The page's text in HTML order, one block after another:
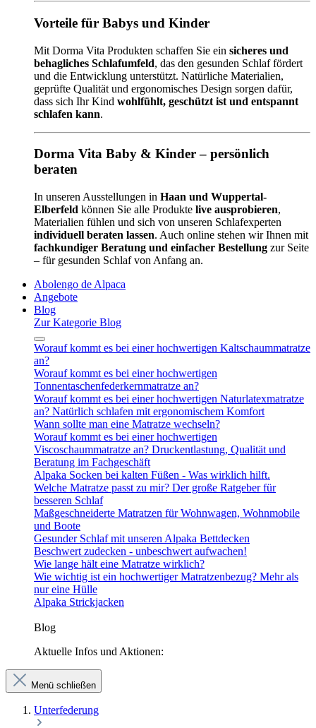
Vorteile für Babys und Kinder
Mit Dorma Vita Produkten schaffen Sie ein sicheres und
behagliches Schlafumfeld, das den gesunden Schlaf fördert
und die Entwicklung unterstützt. Natürliche Materialien,
geprüfte Qualität und ergonomisches Design sorgen dafür,
dass sich Ihr Kind wohlfühlt, geschützt ist und entspannt
schlafen kann.
Dorma Vita Baby & Kinder – persönlich
beraten
In unseren Ausstellungen in Haan und Wuppertal-
Elberfeld können Sie alle Produkte live ausprobieren,
Materialien fühlen und sich von unseren Schlafexperten
individuell beraten lassen. Auch online stehen wir Ihnen mit
fachkundiger Beratung und einfacher Bestellung zur Seite
– für gesunden Schlaf von Anfang an.
Abolengo de Alpaca
Angebote
Blog
Zur Kategorie Blog
Worauf kommt es bei einer hochwertigen Kaltschaummatratze
an?
Worauf kommt es bei einer hochwertigen
Tonnentaschenfederkernmatratze an?
Worauf kommt es bei einer hochwertigen Naturlatexmatratze
an? Natürlich schlafen mit ergonomischem Komfort
Wann sollte man eine Matratze wechseln?
Worauf kommt es bei einer hochwertigen
Viscoschaummatratze an? Druckentlastung, Qualität und
Beratung im Fachgeschäft
Alpaka Socken bei kalten Füßen - Was wirklich hilft.
Welche Matratze passt zu mir? Der große Ratgeber für
besseren Schlaf
Maßgeschneiderte Matratzen für Wohnwagen, Wohnmobile
und Boote
Gesunder Schlaf mit unseren Alpaka Bettdecken
Beschwert zudecken - unbeschwert aufwachen!
Wie lange hält eine Matratze wirklich?
Wie wichtig ist ein hochwertiger Matratzenbezug? Mehr als
nur eine Hülle
Alpaka Strickjacken
Blog
Aktuelle Infos und Aktionen:
Menü schließen
Unterfederung